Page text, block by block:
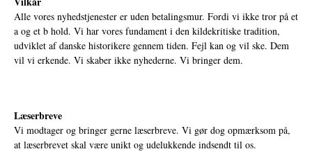
Alle vores nyhedstjenester er uden betalingsmur. Fordi vi ikke tror på et
a og et b hold. Vi har vores fundament i den kildekritiske tradition,
udviklet af danske historikere gennem tiden. Fejl kan og vil ske. Dem
vil vi erkende. Vi skaber ikke nyhederne. Vi bringer dem.
Læserbreve
Vi modtager og bringer gerne læserbreve. Vi gør dog opmærksom på,
at læserbrevet skal være unikt og udelukkende indsendt til os.